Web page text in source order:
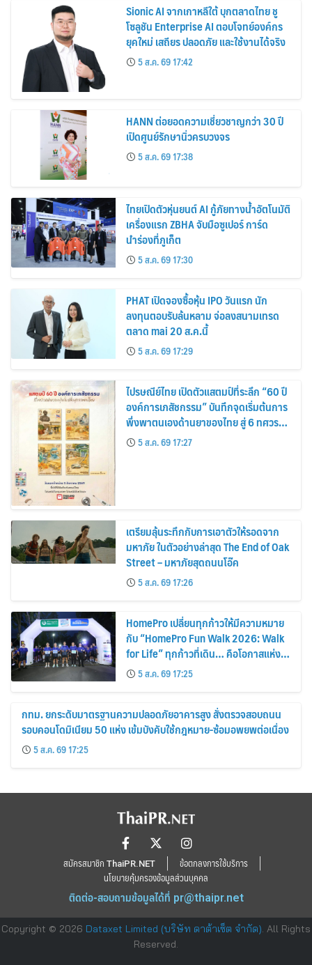
Sionic AI จากเกาหลีใต้ บุกตลาดไทย ชู
โซลูชัน Enterprise AI ตอบโจทย์องค์กร
ยุคใหม่ เสถียร ปลอดภัย และใช้งานได้จริง
5 ส.ค. 69 17:42
HANN ต่อยอดความเชี่ยวชาญกว่า 30 ปี
เปิดศูนย์รักษานิ่วครบวงจร
5 ส.ค. 69 17:38
ไทยเปิดตัวหุ่นยนต์ AI กู้ภัยทางน้ำอัตโนมัติ
เครื่องแรก ZBHA จับมือซูเปอร์ การ์ด
นำร่องที่ภูเก็ต
5 ส.ค. 69 17:30
PHAT เปิดจองซื้อหุ้น IPO วันแรก นัก
ลงทุนตอบรับล้นหลาม จ่อลงสนามเทรด
ตลาด mai 20 ส.ค.นี้
5 ส.ค. 69 17:29
ไปรษณีย์ไทย เปิดตัวแสตมป์ที่ระลึก “60 ปี
องค์การเภสัชกรรม” บันทึกจุดเริ่มต้นการ
พึ่งพาตนเองด้านยาของไทย สู่ 6 ทศวรรษ
แห่งการพัฒนาสุขภาพคนไทย
5 ส.ค. 69 17:27
เตรียมลุ้นระทึกกับการเอาตัวให้รอดจาก
มหาภัย ในตัวอย่างล่าสุด The End of Oak
Street – มหาภัยสุดถนนโอ๊ค
5 ส.ค. 69 17:26
HomePro เปลี่ยนทุกก้าวให้มีความหมาย
กับ “HomePro Fun Walk 2026: Walk
for Life” ทุกก้าวที่เดิน… คือโอกาสแห่ง
การมีชีวิต
5 ส.ค. 69 17:25
กทม. ยกระดับมาตรฐานความปลอดภัยอาคารสูง สั่งตรวจสอบถนน
รอบคอนโดมิเนียม 50 แห่ง เข้มบังคับใช้กฎหมาย-ซ้อมอพยพต่อเนื่อง
5 ส.ค. 69 17:25
สมัครสมาชิก ThaiPR.NET
ข้อตกลงการใช้บริการ
นโยบายคุ้มครองข้อมูลส่วนบุคคล
ติดต่อ-สอบถามข้อมูลได้ที่ pr@thaipr.net
Copyright © 2026 Dataxet Limited (บริษัท ดาต้าเซ็ต จำกัด). All Rights
Reserved.